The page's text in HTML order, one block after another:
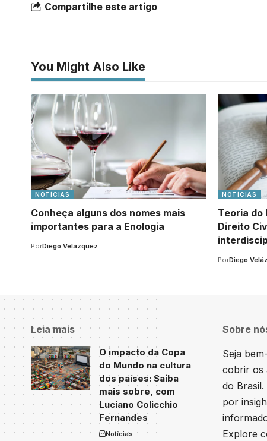
Compartilhe este artigo
You Might Also Like
NOTÍCIAS
Conheça alguns dos nomes mais
importantes para a Enologia
PorDiego Velázquez
NOTÍCIAS
Teoria do
Direito
PorDiego
Leia mais
O impacto da Copa
do Mundo na cultura
dos países: Saiba
mais sobre, com
Luciano Colicchio
Fernandes
Notícias
Sobre
Seja
cobrir os
do
por
Explore